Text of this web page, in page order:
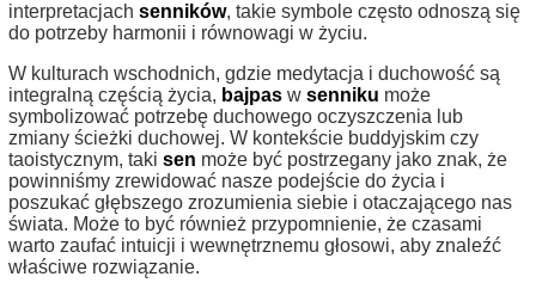
interpretacjach senników, takie symbole często odnoszą się
do potrzeby harmonii i równowagi w życiu.
W kulturach wschodnich, gdzie medytacja i duchowość są
integralną częścią życia, bajpas w senniku może
symbolizować potrzebę duchowego oczyszczenia lub
zmiany ścieżki duchowej. W kontekście buddyjskim czy
taoistycznym, taki sen może być postrzegany jako znak, że
powinniśmy zrewidować nasze podejście do życia i
poszukać głębszego zrozumienia siebie i otaczającego nas
świata. Może to być również przypomnienie, że czasami
warto zaufać intuicji i wewnętrznemu głosowi, aby znaleźć
właściwe rozwiązanie.